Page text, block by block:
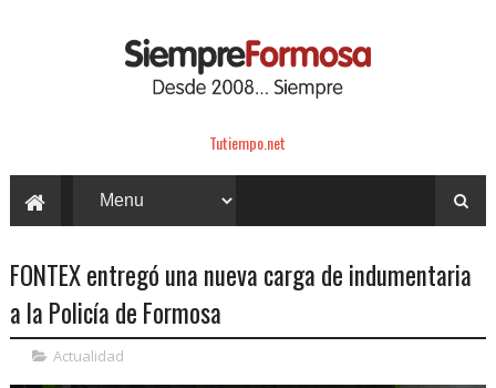
Tutiempo.net
FONTEX entregó una nueva carga de indumentaria
a la Policía de Formosa
Actualidad